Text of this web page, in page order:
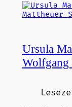
Ursula
Wolfgang